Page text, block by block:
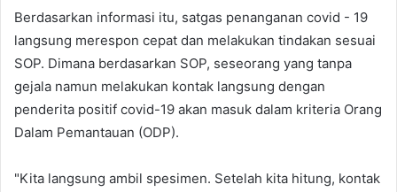
Berdasarkan informasi itu, satgas penanganan covid - 19
langsung merespon cepat dan melakukan tindakan sesuai
SOP. Dimana berdasarkan SOP, seseorang yang tanpa
gejala namun melakukan kontak langsung dengan
penderita positif covid-19 akan masuk dalam kriteria Orang
Dalam Pemantauan (ODP).
"Kita langsung ambil spesimen. Setelah kita hitung, kontak